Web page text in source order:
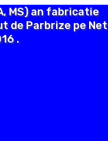
MS) an fabricatie
de Parbrize pe Net
.